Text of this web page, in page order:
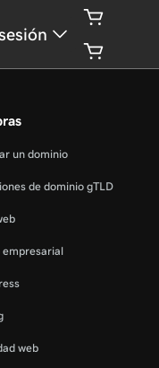
un dominio
de dominio gTLD
empresarial
web